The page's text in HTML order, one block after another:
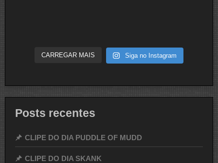
CARREGAR MAIS Siga no Instagram
Posts recentes
CLIPE DO DIA PUDDLE OF MUDD
CLIPE DO DIA SKANK